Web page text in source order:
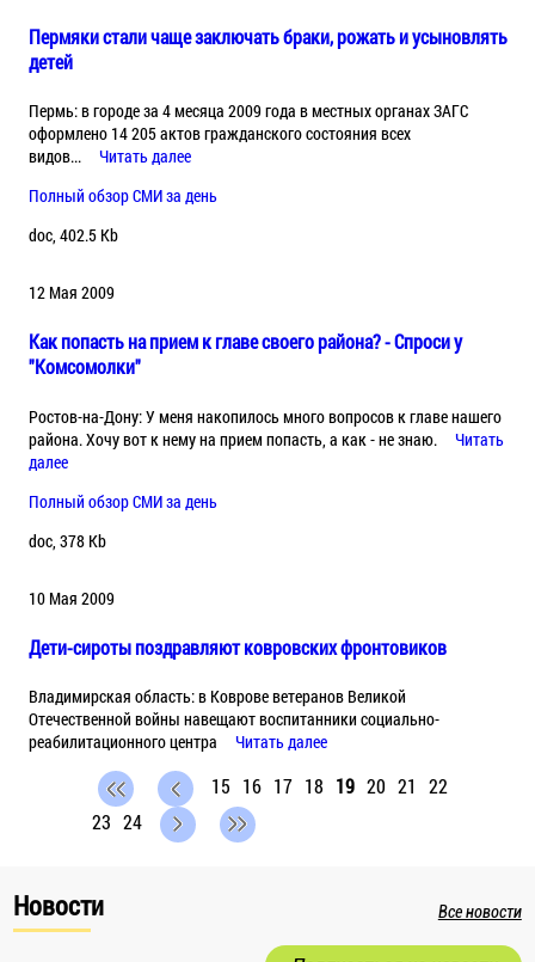
Пермяки стали чаще заключать браки, рожать и усыновлять
детей
Пермь: в городе за 4 месяца 2009 года в местных органах ЗАГС
оформлено 14 205 актов гражданского состояния всех
видов...
Читать далее
Полный обзор СМИ за день
doc, 402.5 Kb
12 Мая 2009
Как попасть на прием к главе своего района? - Спроси у
"Комсомолки"
Ростов-на-Дону: У меня накопилось много вопросов к главе нашего
района. Хочу вот к нему на прием попасть, а как - не знаю.
Читать
далее
Полный обзор СМИ за день
doc, 378 Kb
10 Мая 2009
Дети-сироты поздравляют ковровских фронтовиков
Владимирская область: в Коврове ветеранов Великой
Отечественной войны навещают воспитанники социально-
реабилитационного центра
Читать далее
15 16 17 18 19 20 21
22
23 24
Новости Все новости